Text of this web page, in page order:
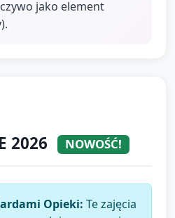
jako element
2026 NOWOŚĆ!
Opieki: Te zajęcia